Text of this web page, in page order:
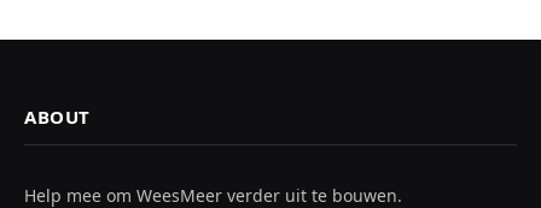
ABOUT
Help mee om WeesMeer verder uit te bouwen.